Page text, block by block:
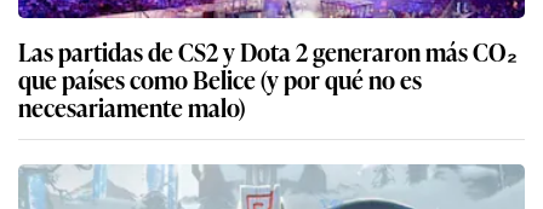
Las partidas de CS2 y Dota 2 generaron más CO₂
que países como Belice (y por qué no es
necesariamente malo)